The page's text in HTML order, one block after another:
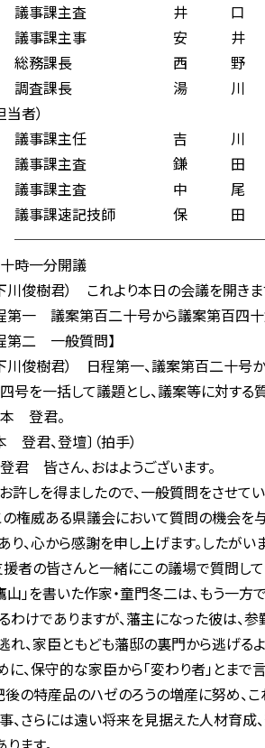
課主査 井 口
課主事 安 井
課長 西 野
査課長 湯
者）
課主任 吉 川
課主査 鎌
課主査 中 尾
課速記技師 保
一分開議
川俊樹君） これより本日の会議を開きま
一 議案第百二十号から議案第百四十
二 一般質問】
川俊樹君） 日程第一、議案第百二十号
号を一括して議題とし、議案等に対する
登君。
君、登壇〕（拍手）
皆さん、おはようございます。
許しを得ましたので、一般質問をさせてい
の権威ある県議会において質問の機会を
り、心から感謝を申し上げます。したが
援者の皆さんと一緒にこの議場で質問し
山」を書いた作家・童門冬二は、もう一
わけでありますが、藩主になった彼は、
れ、家臣ともども藩邸の裏門から逃げる
に、保守的な家臣から「変わり者」とま
後の特産品のハゼのろうの増産に努め、
、さらには遠い将来を見据えた人材育成